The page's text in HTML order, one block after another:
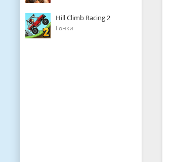
Hill Climb Racing 2
Гонки